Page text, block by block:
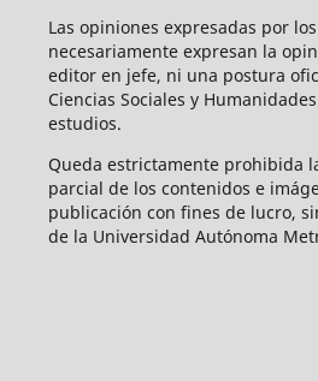
Las opiniones expresadas por
necesariamente expresan la
editor en jefe, ni una postura
Ciencias Sociales y
estudios.
Queda estrictamente prohibida
parcial de los contenidos e
publicación con fines de lucro,
de la Universidad Autónoma